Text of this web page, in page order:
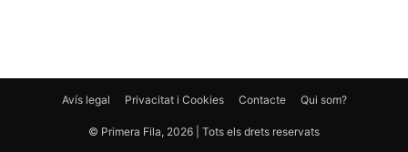
Avís legal Privacitat i Cookies Contacte Qui som?
© Primera Fila, 2026 | Tots els drets reservats